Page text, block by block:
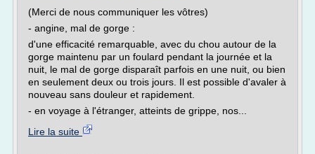
(Merci de nous communiquer les vôtres)
- angine, mal de gorge :
d'une efficacité remarquable, avec du chou autour de la
gorge maintenu par un foulard pendant la journée et la
nuit, le mal de gorge disparaît parfois en une nuit, ou bien
en seulement deux ou trois jours. Il est possible d'avaler à
nouveau sans douleur et rapidement.
- en voyage à l'étranger, atteints de grippe, nos...
Lire la suite